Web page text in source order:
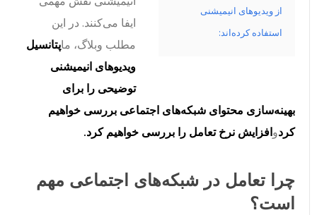
از ویدیوهای انیمیشنی
استفاده کرده‌اند:
ایفا می‌کنند. در این
مطلب وبلاگ، ماپتانسیل
ویدیوهای انیمیشنی
توضیحی را برای
بهینه‌سازی محتوای شبکه‌های اجتماعی بررسی خواهیم
کردوافزایش نرخ تعامل را بررسی خواهیم کرد.
چرا تعامل در شبکه‌های اجتماعی مهم
است؟